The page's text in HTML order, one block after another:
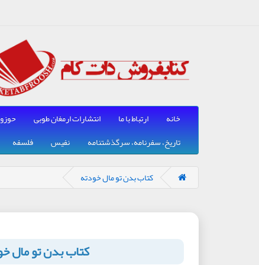
خانه ارتباط با ما انتشارات ارمغان طوبی
تاریخ، سفرنامه، سرگذشتنامه
نفیس فلسفه
کتاب بدن تو مال خودته
کتاب بدن تو مال